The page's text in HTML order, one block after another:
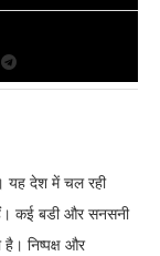
यह देश में चल रही
कई बडी और सनसनी
निष्पक्ष और